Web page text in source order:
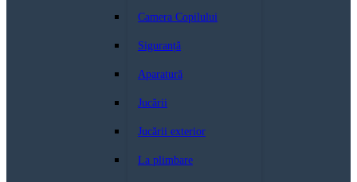
Camera Copilului
Siguranță
Aparatură
Jucării
Jucării exterior
La plimbare